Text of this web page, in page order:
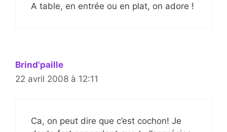
A table, en entrée ou en plat, on adore !
Brind'paille
22 avril 2008 à 12:11
Ca, on peut dire que c’est cochon! Je